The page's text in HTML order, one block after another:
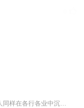
看多了精英叙事，身边的普通人同样在各行各业中沉淀下了自己的故事，而那些凡人的浮沉，同样弥足珍贵。